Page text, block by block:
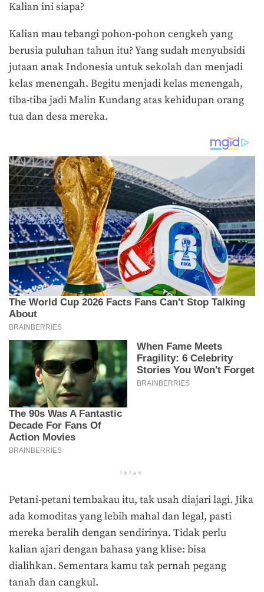
Kalian ini siapa?
Kalian mau tebangi pohon-pohon cengkeh yang
berusia puluhan tahun itu? Yang sudah menyubsidi
jutaan anak Indonesia untuk sekolah dan menjadi
kelas menengah. Begitu menjadi kelas menengah,
tiba-tiba jadi Malin Kundang atas kehidupan orang
tua dan desa mereka.
Iklan
Petani-petani tembakau itu, tak usah diajari lagi. Jika
ada komoditas yang lebih mahal dan legal, pasti
mereka beralih dengan sendirinya. Tidak perlu
kalian ajari dengan bahasa yang klise: bisa
dialihkan. Sementara kamu tak pernah pegang
tanah dan cangkul.